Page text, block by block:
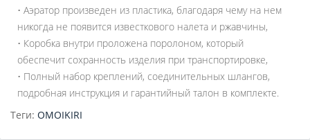
• Аэратор произведен из пластика, благодаря чему на нем
никогда не появится известкового налета и ржавчины,
• Коробка внутри проложена поролоном, который
обеспечит сохранность изделия при транспортировке,
• Полный набор креплений, соединительных шлангов,
подробная инструкция и гарантийный талон в комплекте.
Теги: OMOIKIRI